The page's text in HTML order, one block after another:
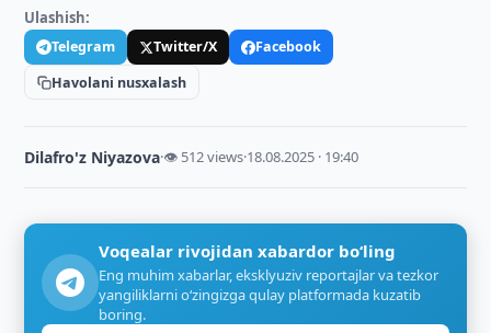
Ulashish:
Telegram Twitter/X
Facebook
Havolani nusxalash
Dilafro'z Niyazova·👁 512 views·18.08.2025 · 19:40
Voqealar rivojidan xabardor bo‘ling
Eng muhim xabarlar, eksklyuziv reportajlar va tezkor
yangiliklarni o‘zingizga qulay platformada kuzatib
boring.